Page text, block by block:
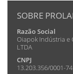
SOBRE
Razão Social
Oiapok Indústria e
LTDA
CNPJ
13.203.356/0001-74